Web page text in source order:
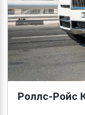
Роллс-Ройс